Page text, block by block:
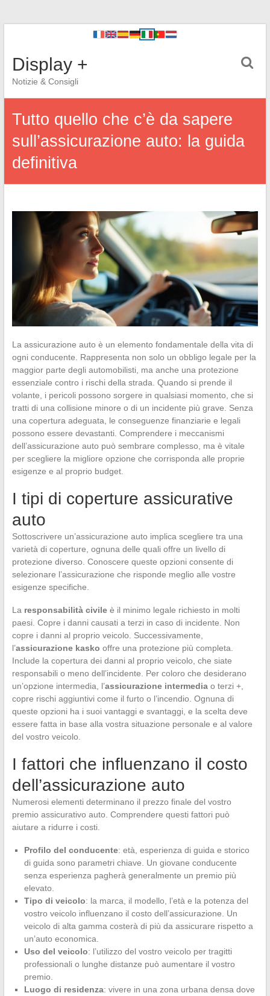
Display +
Notizie & Consigli
Tutto quello che c’è da sapere
sull’assicurazione auto: la guida
definitiva
La assicurazione auto è un elemento fondamentale della vita di
ogni conducente. Rappresenta non solo un obbligo legale per la
maggior parte degli automobilisti, ma anche una protezione
essenziale contro i rischi della strada. Quando si prende il
volante, i pericoli possono sorgere in qualsiasi momento, che si
tratti di una collisione minore o di un incidente più grave. Senza
una copertura adeguata, le conseguenze finanziarie e legali
possono essere devastanti. Comprendere i meccanismi
dell’assicurazione auto può sembrare complesso, ma è vitale
per scegliere la migliore opzione che corrisponda alle proprie
esigenze e al proprio budget.
I tipi di coperture assicurative
auto
Sottoscrivere un’assicurazione auto implica scegliere tra una
varietà di coperture, ognuna delle quali offre un livello di
protezione diverso. Conoscere queste opzioni consente di
selezionare l’assicurazione che risponde meglio alle vostre
esigenze specifiche.
La responsabilità civileè il minimo legale richiesto in molti
paesi. Copre i danni causati a terzi in caso di incidente. Non
copre i danni al proprio veicolo. Successivamente,
l’assicurazione kasko offre una protezione più completa.
Include la copertura dei danni al proprio veicolo, che siate
responsabili o meno dell’incidente. Per coloro che desiderano
un’opzione intermedia, l’assicurazione intermediao terzi +,
copre rischi aggiuntivi come il furto o l’incendio. Ognuna di
queste opzioni ha i suoi vantaggi e svantaggi, e la scelta deve
essere fatta in base alla vostra situazione personale e al valore
del vostro veicolo.
I fattori che influenzano il costo
dell’assicurazione auto
Numerosi elementi determinano il prezzo finale del vostro
premio assicurativo auto. Comprendere questi fattori può
aiutare a ridurre i costi.
Profilo del conducente: età, esperienza di guida e storico
di guida sono parametri chiave. Un giovane conducente
senza esperienza pagherà generalmente un premio più
elevato.
Tipo di veicolo: la marca, il modello, l’età e la potenza del
vostro veicolo influenzano il costo dell’assicurazione. Un
veicolo di alta gamma costerà di più da assicurare rispetto a
un’auto economica.
Uso del veicolo: l’utilizzo del vostro veicolo per tragitti
professionali o lunghe distanze può aumentare il vostro
premio.
Luogo di residenza: vivere in una zona urbana densa dove